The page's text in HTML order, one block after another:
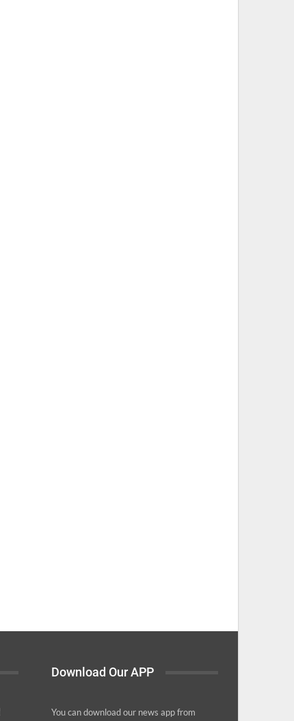
Download Our APP
You can download our news app from